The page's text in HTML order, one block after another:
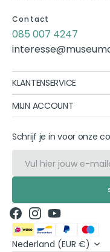
Contact
085 007 4247
KLANTENSERVICE
MIJN ACCOUNT
Schrijf je in voor onze
mail
FacebookInstagram
YouTube
Nederland (EUR €)